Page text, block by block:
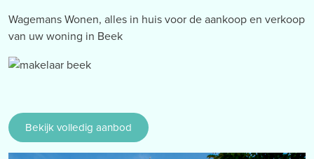
Wagemans Wonen, alles in huis voor de aankoop en verkoop
van uw woning in Beek
Bekijk volledig aanbod